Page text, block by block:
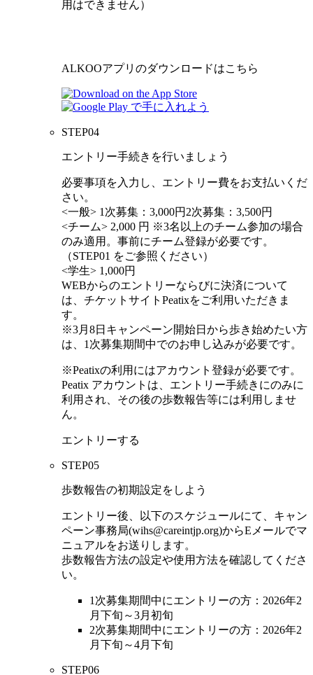
用はできません）
ALKOOアプリのダウンロードはこちら
STEP04
エントリー手続きを行いましょう
必要事項を入力し、エントリー費をお支払いくだ
さい。
<一般> 1次募集 ：3,000円 2次募集 ：3,500円
<チーム> 2,000 円 ※3名以上のチーム参加の場合
のみ適用。事前にチーム登録が必要です。
（STEP01 をご参照ください）
<学生> 1,000円
WEBからのエントリーならびに決済について
は、チケットサイトPeatixをご利用いただきま
す。
※3月8日キャンペーン開始日から歩き始めたい方
は、1次募集期間中でのお申し込みが必要です。
※Peatixの利用にはアカウント登録が必要です。
Peatix アカウントは、エントリー手続きにのみに
利用され、その後の歩数報告等には利用しませ
ん。
エントリーする
STEP05
歩数報告の初期設定をしよう
エントリー後、以下のスケジュールにて、キャン
ペーン事務局(wihs@careintjp.org)からEメールでマ
ニュアルをお送りします。
歩数報告方法の設定や使用方法を確認してくださ
い。
1次募集期間中にエントリーの方：2026年2
月下旬～3月初旬
2次募集期間中にエントリーの方：2026年2
月下旬～4月下旬
STEP06